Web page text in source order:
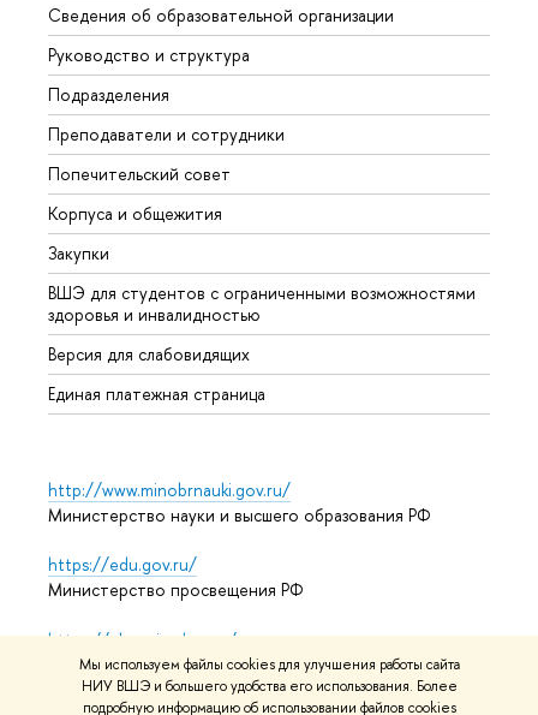
Мы используем файлы cookies для улучшения работы сайта
НИУ ВШЭ и большего удобства его использования. Более
подробную информацию об использовании файлов cookies
Сведения об образовательной организации
Руководство и структура
Подразделения
Преподаватели и сотрудники
Попечительский совет
Корпуса и общежития
Закупки
ВШЭ для студентов с ограниченными возможностями
здоровья и инвалидностью
Версия для слабовидящих
Единая платежная страница
http://www.minobrnauki.gov.ru/
Министерство науки и высшего образования РФ
https://edu.gov.ru/
Министерство просвещения РФ
https://elearning.hse.ru/mooc
Массовые открытые онлайн-курсы